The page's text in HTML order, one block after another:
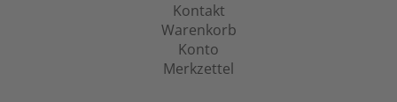
Kontakt
Warenkorb
Konto
Merkzettel